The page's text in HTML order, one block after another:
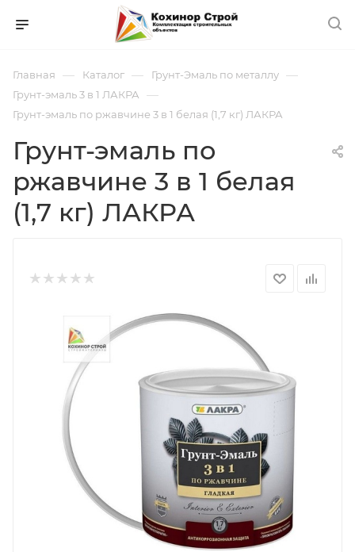
Главная — Каталог — Грунт-Эмаль по металлу —
Грунт-эмаль 3 в 1 ЛАКРА —
Грунт-эмаль по ржавчине 3 в 1 белая (1,7 кг) ЛАКРА
Грунт-эмаль по
ржавчине 3 в 1 белая
(1,7 кг) ЛАКРА